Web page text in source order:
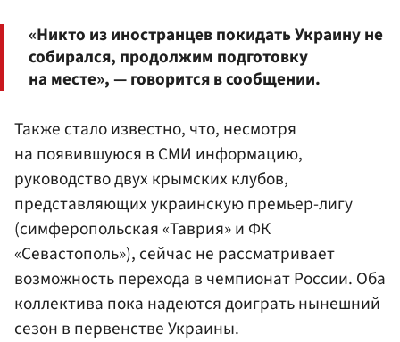
«Никто из иностранцев покидать Украину не
собирался, продолжим подготовку
на месте», — говорится в сообщении.
Также стало известно, что, несмотря
на появившуюся в СМИ информацию,
руководство двух крымских клубов,
представляющих украинскую премьер-лигу
(симферопольская «Таврия» и ФК
«Севастополь»), сейчас не рассматривает
возможность перехода в чемпионат России. Оба
коллектива пока надеются доиграть нынешний
сезон в первенстве Украины.